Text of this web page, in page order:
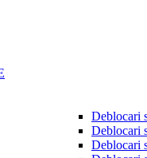
Deblocari
Deblocari
Deblocari